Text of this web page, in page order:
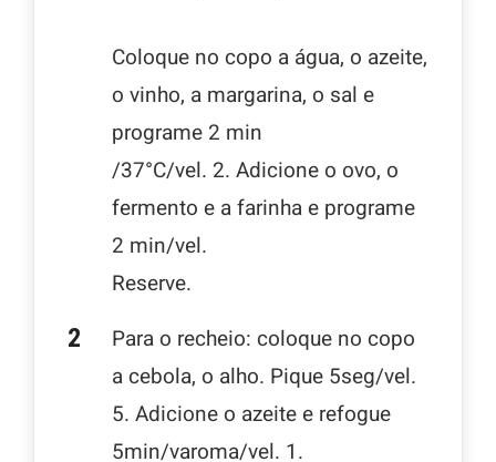
Coloque no copo a água, o azeite,
o vinho, a margarina, o sal e
programe 2 min
/37°C/vel. 2. Adicione o ovo, o
fermento e a farinha e programe
2 min/vel.
Reserve.
Para o recheio: coloque no copo
a cebola, o alho. Pique 5seg/vel.
5. Adicione o azeite e refogue
5min/varoma/vel. 1.